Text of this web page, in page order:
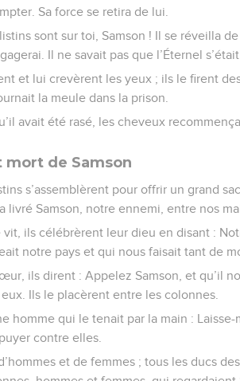
Sa force se retira de lui.
sont sur toi, Samson ! Il se réveilla
Il ne savait pas que l’Éternel
et lui crevèrent les yeux ; ils le firent
la meule dans la prison.
avait été rasé, les cheveux
de Samson
s’assemblèrent pour offrir un grand
livré Samson, notre ennemi, entre nos
ils célébrèrent leur dieu en disant :
notre pays et qui nous faisait tant de
ils dirent : Appelez Samson, et qu’il
Ils le placèrent entre les colonnes.
homme qui le tenait par la main :
contre elles.
et de femmes ; tous les ducs